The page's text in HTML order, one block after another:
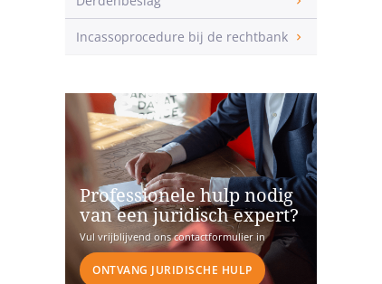
Incassoprocedure bij de rechtbank
Professionele hulp nodig
van een juridisch expert?
Vul vrijblijvend ons contactformulier in
ONTVANG JURIDISCHE HULP